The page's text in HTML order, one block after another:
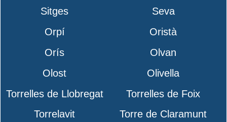
Sitges
Seva
Orpí
Oristà
Orís
Olvan
Olost
Olivella
Torrelles de Llobregat
Torrelles de Foix
Torrelavit
Torre de Claramunt